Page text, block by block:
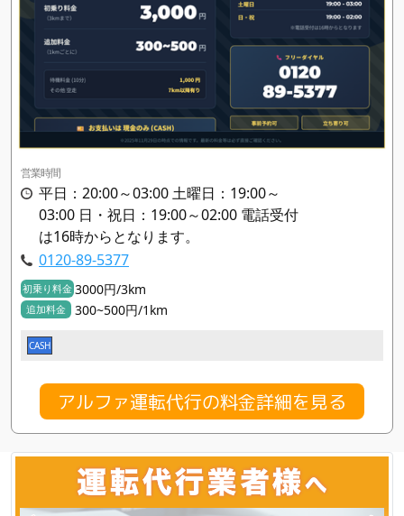
営業時間
平日：20:00～03:00 土曜日：19:00～
03:00 日・祝日：19:00～02:00 電話受付
は16時からとなります。
0120-89-5377
初乗り料金 3000円/3km
追加料金 300~500円/1km
CASH
アルファ運転代行の料金詳細を見る